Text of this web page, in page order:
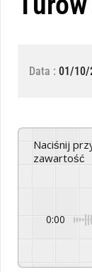
Data : 01/10/
Naciśnij przycisk odtwarzania, aby odsłuchać tę
zawartość
0:00